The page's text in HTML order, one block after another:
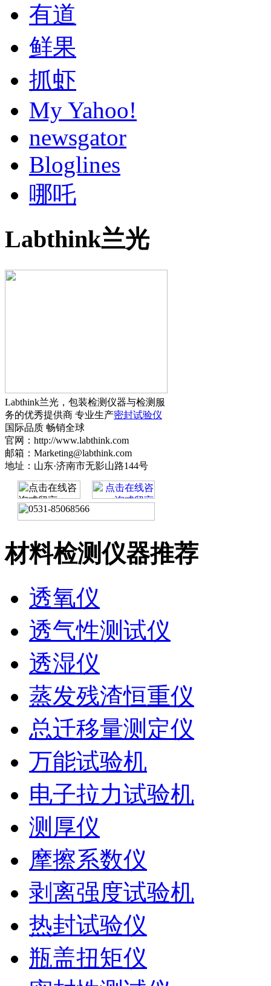
有道
鲜果
抓虾
My Yahoo!
newsgator
Bloglines
哪吒
Labthink兰光
Labthink兰光，包装检测仪器与检测服
务的优秀提供商 专业生产密封试验仪
国际品质 畅销全球
官网：http://www.labthink.com
邮箱：Marketing@labthink.com
地址：山东·济南市无影山路144号
材料检测仪器推荐
透氧仪
透气性测试仪
透湿仪
蒸发残渣恒重仪
总迁移量测定仪
万能试验机
电子拉力试验机
测厚仪
摩擦系数仪
剥离强度试验机
热封试验仪
瓶盖扭矩仪